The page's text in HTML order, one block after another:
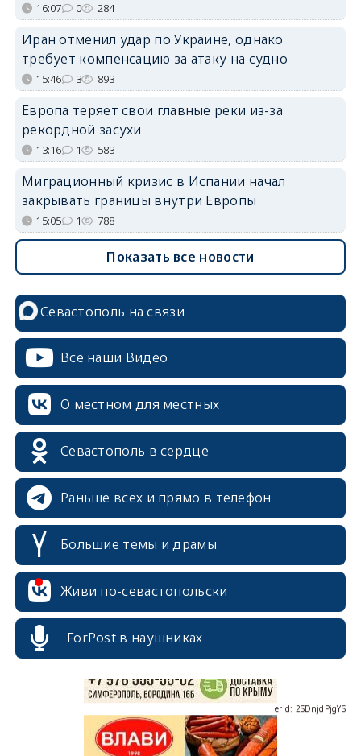
16:07 0 284
Иран отменил удар по Украине, однако
требует компенсацию за атаку на судно
15:46 3 893
Европа теряет свои главные реки из-за
рекордной засухи
13:16 1 583
Миграционный кризис в Испании начал
закрывать границы внутри Европы
15:05 1 788
Показать все новости
Севастополь на связи
Все наши Видео
О местном для местных
Севастополь в сердце
Раньше всех и прямо в телефон
Большие темы и драмы
Живи по-севастопольски
ForPost в наушниках
erid: 2SDnjcrDNw6